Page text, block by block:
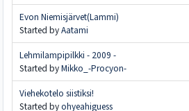
Evon Niemisjärvet(Lammi)
Started byAatami
Lehmilampipilkki - 2009 -
Started byMikko_-Procyon-
Viehekotelo siistiksi!
Started byohyeahiguess